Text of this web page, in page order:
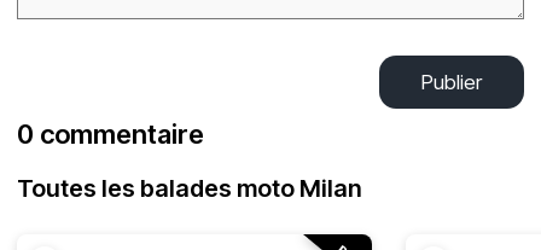
Publier
0 commentaire
Toutes les balades moto Milan